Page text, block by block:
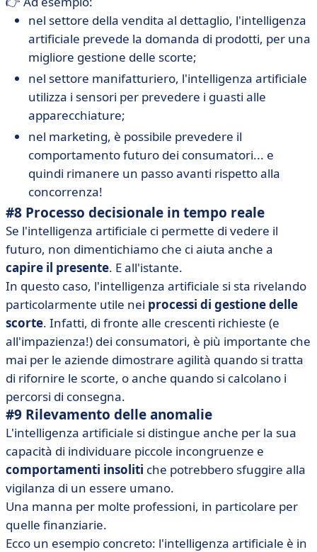
nel settore della vendita al dettaglio, l'intelligenza
artificiale prevede la domanda di prodotti, per una
migliore gestione delle scorte;
nel settore manifatturiero, l'intelligenza artificiale
utilizza i sensori per prevedere i guasti alle
apparecchiature;
nel marketing, è possibile prevedere il
comportamento futuro dei consumatori... e
quindi rimanere un passo avanti rispetto alla
concorrenza!
#8 Processo decisionale in tempo reale
Se l'intelligenza artificiale ci permette di vedere il
futuro, non dimentichiamo che ci aiuta anche a
capire il presente. E all'istante.
In questo caso, l'intelligenza artificiale si sta rivelando
particolarmente utile nei processi di gestione delle
scorte. Infatti, di fronte alle crescenti richieste (e
all'impazienza!) dei consumatori, è più importante che
mai per le aziende dimostrare agilità quando si tratta
di rifornire le scorte, o anche quando si calcolano i
percorsi di consegna.
#9 Rilevamento delle anomalie
L'intelligenza artificiale si distingue anche per la sua
capacità di individuare piccole incongruenze e
comportamenti insoliti che potrebbero sfuggire alla
vigilanza di un essere umano.
Una manna per molte professioni, in particolare per
quelle finanziarie.
Ecco un esempio concreto: l'intelligenza artificiale è in